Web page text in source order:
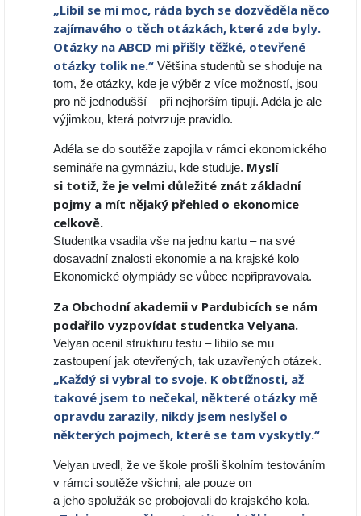
„Líbil se mi moc, ráda bych se dozvěděla něco
zajímavého o těch otázkách, které zde byly.
Otázky na ABCD mi přišly těžké, otevřené
otázky tolik ne.“ Většina studentů se shoduje na
tom, že otázky, kde je výběr z více možností, jsou
pro ně jednodušší – při nejhorším tipují. Adéla je ale
výjimkou, která potvrzuje pravidlo.
Adéla se do soutěže zapojila v rámci ekonomického
semináře na gymnáziu, kde studuje. Myslí
si totiž, že je velmi důležité znát základní
pojmy a mít nějaký přehled o ekonomice
celkově.
Studentka vsadila vše na jednu kartu – na své
dosavadní znalosti ekonomie a na krajské kolo
Ekonomické olympiády se vůbec nepřipravovala.
Za Obchodní akademii v Pardubicích se nám
podařilo vyzpovídat studentka Velyana.
Velyan ocenil strukturu testu – líbilo se mu
zastoupení jak otevřených, tak uzavřených otázek.
„Každý si vybral to svoje. K obtížnosti, až
takové jsem to nečekal, některé otázky mě
opravdu zarazily, nikdy jsem neslyšel o
některých pojmech, které se tam vyskytly.“
Velyan uvedl, že ve škole prošli školním testováním
v rámci soutěže všichni, ale pouze on
a jeho spolužák se probojovali do krajského kola.